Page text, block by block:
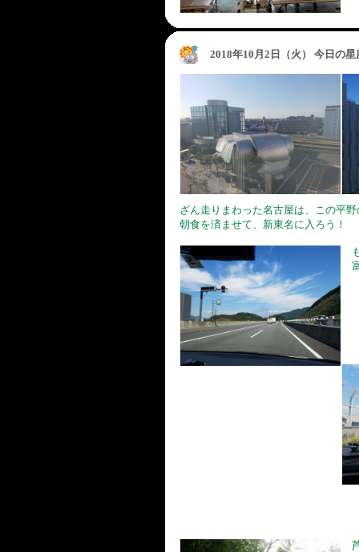
2018年10月2日（火） 今日の
ざん走りまわった名古屋は、この平
朝食を済ませて、新東名に入ろう！